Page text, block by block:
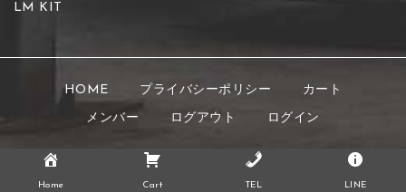
LM KIT
HOME プライバシーポリシー カート
メンバー ログアウト ログイン
Copyright © 2021 K's STYLE All rights reserved.
Home Cart TEL LINE